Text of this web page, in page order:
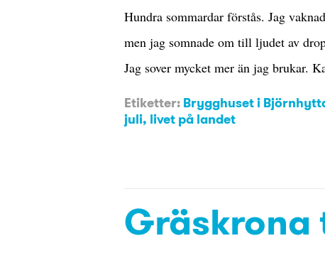
Hundra sommardar förstås. Jag
men jag somnade om till ljudet av
Jag sover mycket mer än jag brukar.
Etiketter: Brygghuset i
juli, livet på landet
Gräskrona